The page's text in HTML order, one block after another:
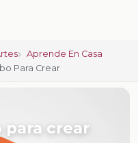
Aprende En Casa
Para Crear
para crear